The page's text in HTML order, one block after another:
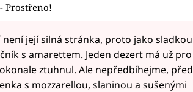
Prostřeno!
není její silná stránka, proto jako sladkou
s amarettem. Jeden dezert má už pro
ztuhnul. Ale nepředbíhejme, před
s mozzarellou, slaninou a sušenými